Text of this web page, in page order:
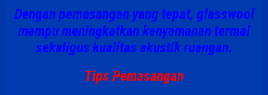
Dengan pemasangan yang tepat, glasswool
mampu meningkatkan kenyamanan termal
sekaligus kualitas akustik ruangan.
Tips Pemasangan